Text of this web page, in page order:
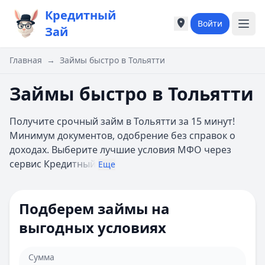
Кредитный
Зай
Города России
Екатеринбург
Казань
Астрахань
Б
Барнаул
Города России
Екатеринбург
Казань
Астрахань
Б
Барнаул
Войти
Главная → Займы быстро в Тольятти
Займы быстро в Тольятти
Получите срочный займ в Тольятти за 15 минут!
Минимум документов, одобрение без справок о
доходах. Выберите лучшие условия МФО через
сервис Кредитный Еще
Подберем займы на
выгодных условиях
Сумма